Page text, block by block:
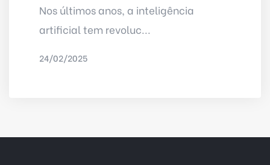
Nos últimos anos, a inteligência
artificial tem revoluc...
24/02/2025